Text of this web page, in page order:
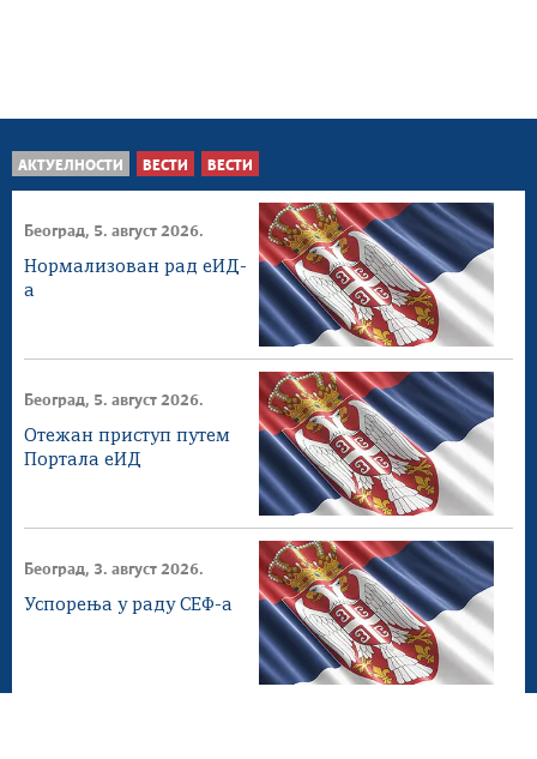
АКТУЕЛНОСТИ ВЕСТИ ВЕСТИ
Београд, 5. август 2026.
Нормализован рад еИД-
а
Београд, 5. август 2026.
Отежан приступ путем
Портала еИД
Београд, 3. август 2026.
Успорења у раду СЕФ-а